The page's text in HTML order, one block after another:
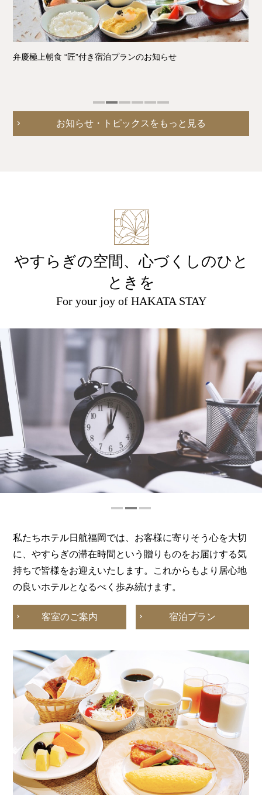
弁慶極上朝食 “匠”付き宿泊プランのお知らせ
2025.09.30
2025年9月客室リニューアルのご案内
旅の途中に見る景色には、機内から見える海の白波や、
車窓から望む遠くの山並み、大博通りの並木など様々な
情景とホテル日航福岡での滞在のひとときが一つの物語
となり、ゲストの皆様の記憶に残るよう願いを込めてリ
ニューアルしました。
2026.06.17
Tea & Cocktail Lounge【期間限定新パ
スタメニュー】イカ墨パスタ
Tea & Cocktail Lounge【期間限定新パスタメニュー】イ
カ墨パスタ
レストラン
JAL会社創立75周年記念ランチ
JAL会社創立75周年記念ランチ
2021.04.03
【ふたりで叶えたい結婚式のカタチ】
ウェディングフェア開催
ホテル日航福岡で開催される様々なウェディングフェア
をご紹介します。
2025.09.01
ユニフォームミーティングプランのご
チームの一体感を高める“ユニフォームミーティングプ
ラン”。
お揃いのTシャツまたはポロシャツを着て臨む会議や懇
親会は、いつもよりリラックスした雰囲気でコミュニケ
ーションが深まります。
お料理・飲み放題（2時間）・会場使用料・マイク2本付
きで、準備もスムーズ。
チームビルディングやキックオフ、部署懇親会に最適で
す。
2026.03.30
ネクスペイ 第5弾が始まります
福岡市が発行する「ネクスペイ（プレミアム付電子商品
券）」がホテル日航福岡にてご利用いただけます。
ホテル
2025.09.02
ホテル全体に関するお知らせ
お知らせ・トピックスをもっと見る
やすらぎの空間、心づくしのひと
ときを
For your joy of HAKATA STAY
私たちホテル日航福岡では、お客様に寄りそう心を大切
に、やすらぎの滞在時間という贈りものをお届けする気
持ちで皆様をお迎えいたします。これからもより居心地
の良いホテルとなるべく歩み続けます。
客室のご案内 宿泊プラン